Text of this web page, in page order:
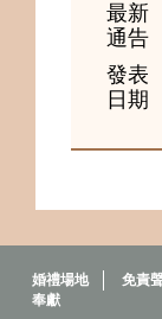
最新
通告
發表
日期
婚禮場地 免責
奉獻